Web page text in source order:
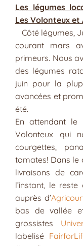
Les légumes
Les Volonteux
Côté légumes,
courant mars
primeurs. Nous
des légumes
juin pour la
avancées et
été.
En attendant
Volonteux qui
courgettes,
tomates! Dans le
livraisons de
l’instant, le
auprès d’
bas de vallée
grossistes
labelisé